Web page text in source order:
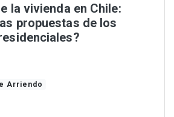
la vivienda en Chile:
propuestas de los
Arriendo